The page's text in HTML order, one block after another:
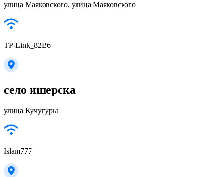
улица Маяковского, улица Маяковского
TP-Link_82B6
село ишерска
улица Кучугуры
Islam777